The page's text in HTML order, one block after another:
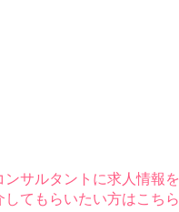
ンサルタントに求人情報を
してもらいたい方はこちら